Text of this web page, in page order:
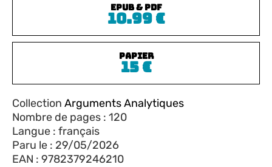
ePub & PDF
10.99€
PAPIER
15€
Collection Arguments Analytiques
Nombre de pages : 120
Langue : français
Paru le : 29/05/2026
EAN : 9782379246210